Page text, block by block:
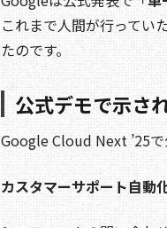
これまで人間が行ってい
たのです。
公式デモで示さ
Google Cloud Next ’25で
カスタマーサポート自動